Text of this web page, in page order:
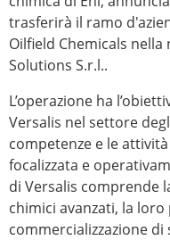
trasferirà il ramo
Oilfield Chemicals
Solutions S.r.l..
L’operazione ha
Versalis nel settore
competenze e le
focalizzata e
di Versalis comprende
chimici avanzati, la
commercializzazione